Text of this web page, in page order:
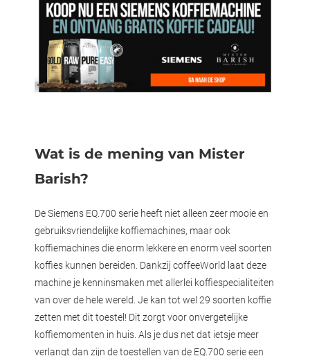
Wat is de mening van Mister
Barish?
De Siemens EQ.700 serie heeft niet alleen zeer mooie en
gebruiksvriendelijke koffiemachines, maar ook
koffiemachines die enorm lekkere en enorm veel soorten
koffies kunnen bereiden. Dankzij coffeeWorld laat deze
machine je kenninsmaken met allerlei koffiespecialiteiten
van over de hele wereld. Je kan tot wel 29 soorten koffie
zetten met dit toestel! Dit zorgt voor onvergetelijke
koffiemomenten in huis. Als je dus net dat ietsje meer
verlangt dan zijn de toestellen van de EQ.700 serie een